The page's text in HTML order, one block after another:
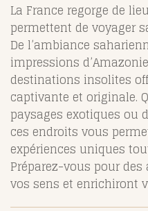
La France regorge de
permettent de voyager
De l’ambiance
impressions
destinations insolites
captivante et originale.
paysages exotiques ou
ces endroits vous
expériences uniques
Préparez-vous pour
vos sens et enrichiront